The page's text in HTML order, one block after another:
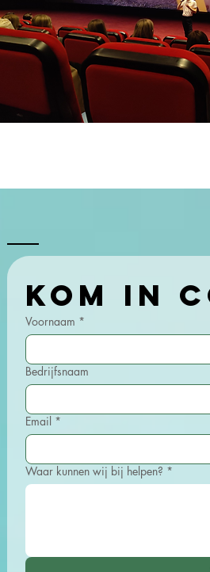
Voornaam *
Bedrijfsnaam
Email *
Waar kunnen wij bij helpen? *